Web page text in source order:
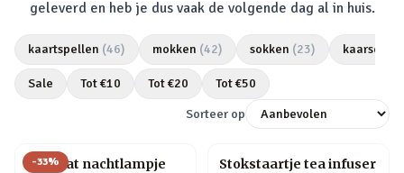
geleverd en heb je dus vaak de volgende dag al in huis.
kaartspellen (46) mokken (42) sokken (23) kaarsen
Sale Tot €10 Tot €20 Tot €50
Sorteer op
-33%
Mini kat nachtlampje Stokstaartje tea infuser